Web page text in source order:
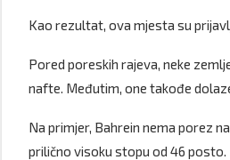
Kao rezultat, ova mjesta su
Pored poreskih rajeva, neke
nafte. Međutim, one takođe
Na primjer, Bahrein nema porez
prilično visoku stopu od 46 posto.